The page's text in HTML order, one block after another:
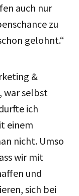
auch nur
zu
gelohnt.“
&
war selbst
ich
einem
nicht. Umso
wir mit
und
sich bei